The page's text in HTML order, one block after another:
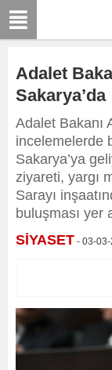
Adalet
Sakarya’da
Adalet Bakanı
incelemelerde
Sakarya’ya
ziyareti, yargı
Sarayı
buluşması yer
SİYASET - 03-